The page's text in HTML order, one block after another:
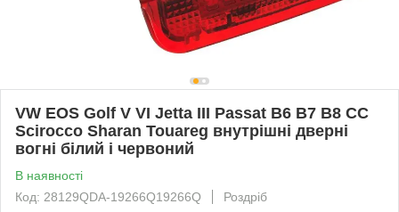
VW EOS Golf V VI Jetta III Passat B6 B7 B8 CC
Scirocco Sharan Touareg внутрішні дверні
вогні білий і червоний
В наявності
Код: 28129QDA-19266Q19266Q
Роздріб